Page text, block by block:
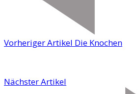
Vorheriger Artikel Die Knochen
Nächster Artikel